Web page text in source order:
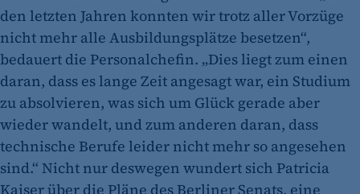
den letzten Jahren konnten wir trotz aller Vorzüge
nicht mehr alle Ausbildungsplätze besetzen“,
bedauert die Personalchefin. „Dies liegt zum einen
daran, dass es lange Zeit angesagt war, ein Studium
zu absolvieren, was sich um Glück gerade aber
wieder wandelt, und zum anderen daran, dass
technische Berufe leider nicht mehr so angesehen
sind.“ Nicht nur deswegen wundert sich Patricia
Kaiser über die Pläne des Berliner Senats, eine